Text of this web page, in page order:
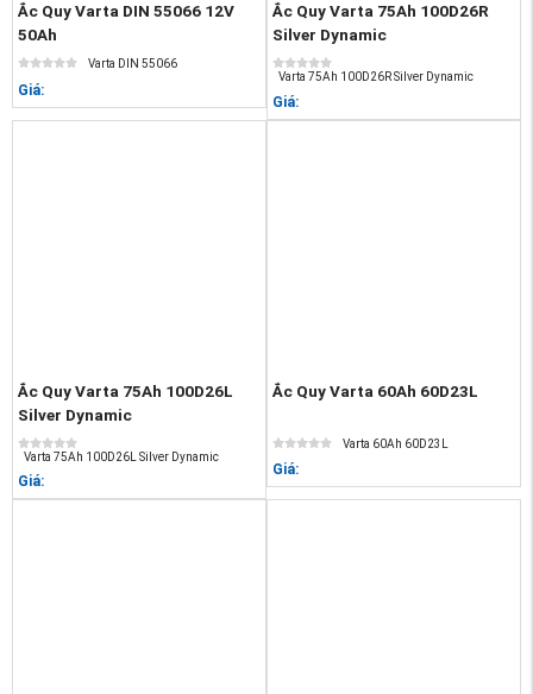
Ắc Quy Varta DIN 55066 12V
50Ah
Varta DIN 55066
Giá:
Ắc Quy Varta 75Ah 100D26R
Silver Dynamic
Varta 75Ah 100D26R Silver Dynamic
Giá:
Ắc Quy Varta 75Ah 100D26L
Silver Dynamic
Varta 75Ah 100D26L Silver Dynamic
Giá:
Ắc Quy Varta 60Ah 60D23L
Varta 60Ah 60D23L
Giá: